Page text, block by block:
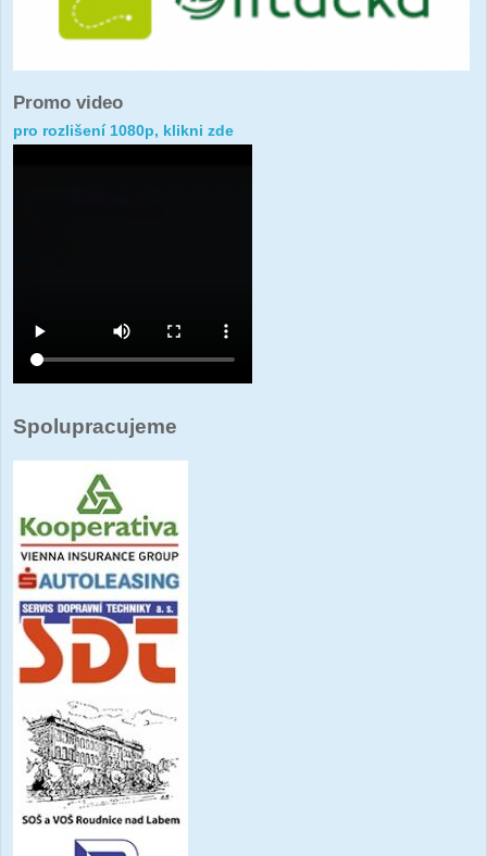
Promo video
pro rozlišení 1080p, klikni zde
Spolupracujeme